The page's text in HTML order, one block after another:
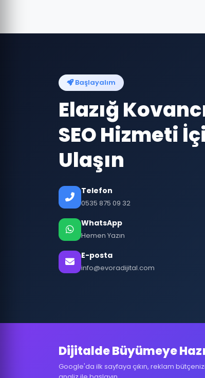
Başlayalım
Elazığ
SEO Hizmeti
Ulaşın
Telefon
0535 875 09 32
WhatsApp
Hemen Yazın
E-posta
info@evoradijital.com
Dijitalde Büyümeye
Google'da ilk sayfaya çıkın, reklam